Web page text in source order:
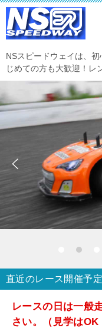
NSスピードウェイは、
じめての方も大歓迎！レ
直近のレース開催予定
レースの日は一般
さい。（見学はOK